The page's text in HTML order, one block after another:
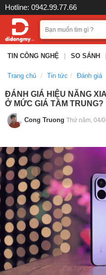
Hotline: 0942.99.77.66
TIN CÔNG NGHỆ SO SÁNH
Trang chủ Tin tức Đánh giá
ĐÁNH GIÁ HIỆU NĂNG
Ở MỨC GIÁ TẦM TRUNG?
Cong Truong Thứ năm, 04/